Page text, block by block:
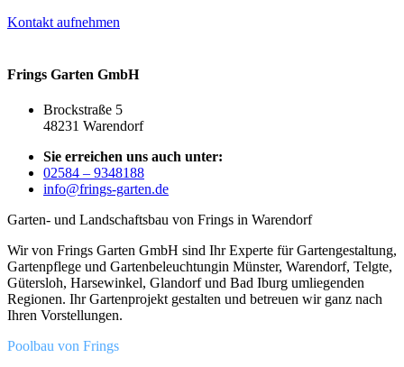
Kontakt aufnehmen
Frings Garten GmbH
Brockstraße 5
48231 Warendorf
Sie erreichen uns auch unter:
02584 – 9348188
info@frings-garten.de
Garten- und Landschaftsbau von Frings in Warendorf
Wir von Frings Garten GmbH sind Ihr Experte für Gartengestaltung,
Gartenpflege und Gartenbeleuchtungin Münster, Warendorf, Telgte,
Gütersloh, Harsewinkel, Glandorf und Bad Iburg umliegenden
Regionen. Ihr Gartenprojekt gestalten und betreuen wir ganz nach
Ihren Vorstellungen.
Poolbau von Frings